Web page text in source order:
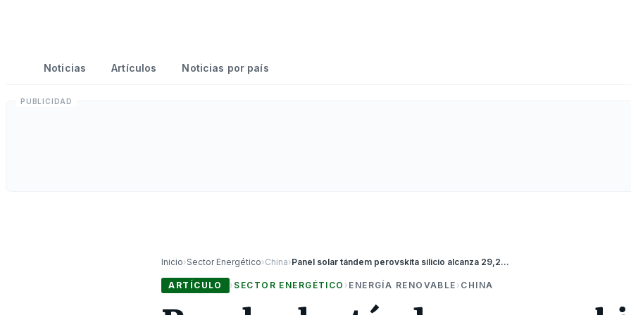
Noticias Artículos Noticias por país
Inicio›Sector Energético›China› Panel solar tándem perovskita silicio alcanza 29,2% de eficiencia
ARTÍCULO › SECTOR ENERGÉTICO › ENERGÍA RENOVABLE › CHINA